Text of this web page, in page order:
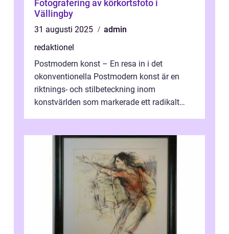
Fotografering av körkortsfoto i
Vällingby
31 augusti 2025
admin
redaktionel
Postmodern konst – En resa in i det
okonventionella Postmodern konst är en
riktnings- och stilbeteckning inom
konstvärlden som markerade ett radikalt